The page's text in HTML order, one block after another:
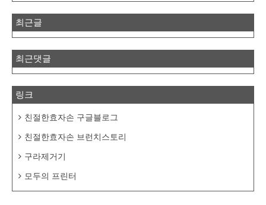
최근글
최근댓글
링크
친절한효자손 구글블로그
친절한효자손 브런치스토리
구라제거기
모두의 프린터